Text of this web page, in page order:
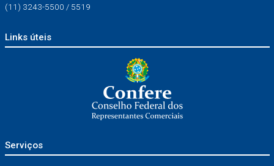
(11) 3243-5500 / 5519
Links úteis
Serviços